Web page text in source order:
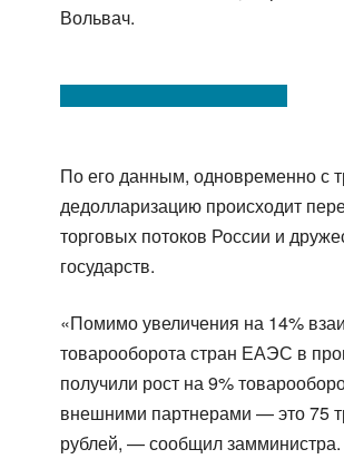
Вольвач.
По его данным, одновременно с
дедолларизацию происходит
торговых потоков России и
государств.
«Помимо увеличения на 14%
товарооборота стран ЕАЭС в
получили рост на 9%
внешними партнерами — это 75
рублей, — сообщил